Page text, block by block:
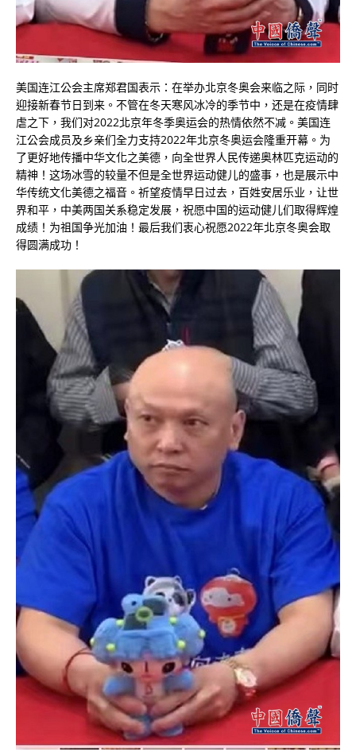
美国连江公会主席郑君国表示：在举办北京冬奥会来临之际，同时
迎接新春节日到来。不管在冬天寒风冰冷的季节中，还是在疫情肆
虐之下，我们对2022北京年冬季奥运会的热情依然不减。美国连
江公会成员及乡亲们全力支持2022年北京冬奥运会隆重开幕。为
了更好地传播中华文化之美德，向全世界人民传递奥林匹克运动的
精神！这场冰雪的较量不但是全世界运动健儿的盛事，也是展示中
华传统文化美德之福音。祈望疫情早日过去，百姓安居乐业，让世
界和平，中美两国关系稳定发展，祝愿中国的运动健儿们取得辉煌
成绩！为祖国争光加油！最后我们衷心祝愿2022年北京冬奥会取
得圆满成功！